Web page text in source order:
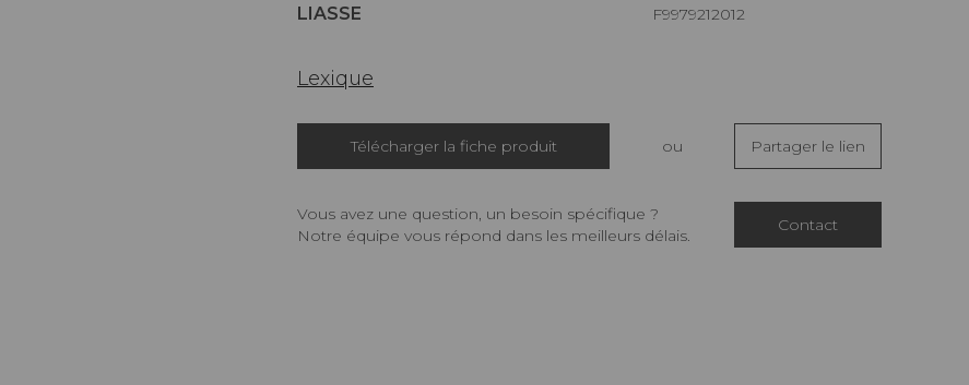
LIASSE F9979212012
Lexique
Télécharger la fiche produit ou Partager le lien
Vous avez une question, un besoin spécifique ?
Notre équipe vous répond dans les meilleurs délais.
Contact